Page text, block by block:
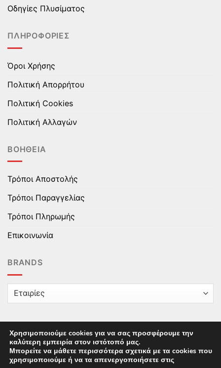
στη
σελίδα
προϊόντος
Οδηγίες Πλυσίματος
ΠΛΗΡΟΦΟΡΊΕΣ
Όροι Χρήσης
Πολιτική Απορρήτου
Πολιτική Cookies
Πολιτική Αλλαγών
ΒΟΉΘΕΙΑ
Τρόποι Αποστολής
Τρόποι Παραγγελίας
Τρόποι Πληρωμής
Επικοινωνία
BRANDS
Copyright © 2025 epaidika.gr / All Rights Reserved /
Supported byStarten Development
Χρησιμοποιούμε cookies για να σας προσφέρουμε την
καλύτερη εμπειρία στον ιστότοπό μας.
Μπορείτε να μάθετε περισσότερα σχετικά με τα cookies που
χρησιμοποιούμε ή να τα απενεργοποιήσετε στις
This site uses cookies to offer you a better browsing